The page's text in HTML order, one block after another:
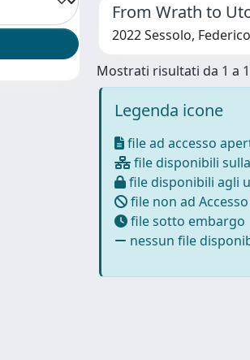
From Wrath to
2022 Sessolo, Federico
Mostrati risultati da 1 a
Legenda icone
file ad accesso
file disponibili
file disponibili agli
file non ad
file sotto embargo
nessun file